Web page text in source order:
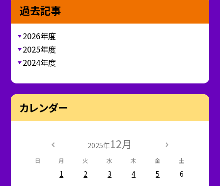
過去記事
2026年度
2025年度
2024年度
カレンダー
2025年12月
日 月 火 水 木 金 土
1 2 3 4 5
6